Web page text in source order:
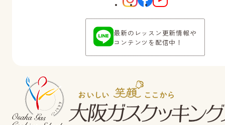
最新のレッスン更新情報や
コンテンツを配信中！